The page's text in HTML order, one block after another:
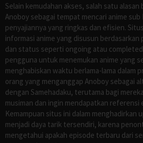
Selain kemudahan akses, salah satu alasan
Anoboy sebagai tempat mencari anime sub
penyajiannya yang ringkas dan efisien.
informasi anime yang disusun
dan status seperti ongoing atau
pengguna untuk menemukan anime yang
menghabiskan waktu berlama-lama dalam
orang yang menganggap Anoboy sebagai
dengan Samehadaku, terutama bagi
musiman dan ingin mendapatkan referensi
Kemampuan situs ini dalam menghadirkan
menjadi daya tarik tersendiri, karena
mengetahui apakah episode terbaru dari